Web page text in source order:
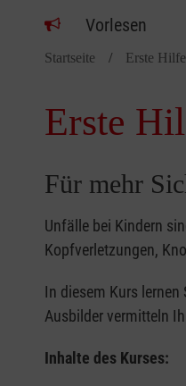
Vorlesen
Startseite Erste Hilfe
Erste
Für mehr
Unfälle bei Kindern
Kopfverletzungen,
In diesem Kurs
Ausbilder vermitteln
Inhalte des Kurses: